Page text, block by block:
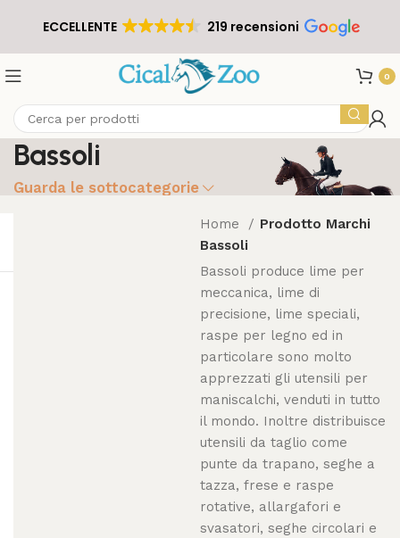
ECCELLENTE 219 recensioni
0
Bassoli
Guarda le sottocategorie
Home
Prodotto Marchi
Bassoli
Bassoli produce lime per
meccanica, lime di
precisione, lime speciali,
raspe per legno ed in
particolare sono molto
apprezzati gli utensili per
maniscalchi, venduti in tutto
il mondo. Inoltre distribuisce
utensili da taglio come
punte da trapano, seghe a
tazza, frese e raspe
rotative, allargafori e
svasatori, seghe circolari e